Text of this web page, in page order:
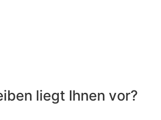
liegt Ihnen vor?